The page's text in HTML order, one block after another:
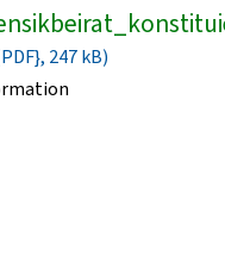
247 kB)